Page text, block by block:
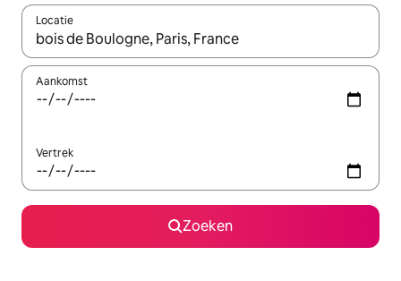
Locatie
Wanneer er suggesties beschikbaar zijn, maak je een keuze
Aankomst
Vertrek
Zoeken